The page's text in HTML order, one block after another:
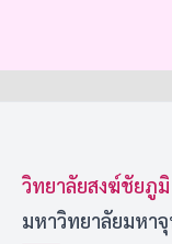
วิทยาลัยสงฆ์ชัยภูมิ
มหาวิทยาลัยมหา